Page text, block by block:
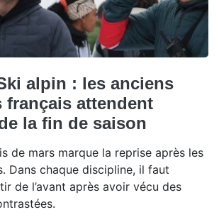
alpin : les anciens
français attendent
la fin de saison
de mars marque la reprise après les
Dans chaque discipline, il faut
de l’avant après avoir vécu des